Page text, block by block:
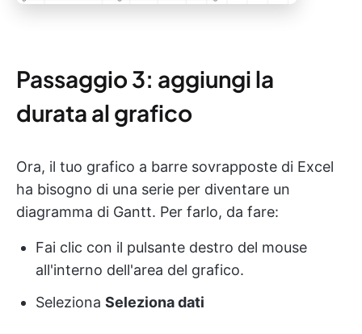
Passaggio 3: aggiungi la
durata al grafico
Ora, il tuo grafico a barre sovrapposte di Excel
ha bisogno di una serie per diventare un
diagramma di Gantt. Per farlo, da fare:
Fai clic con il pulsante destro del mouse
all'interno dell'area del grafico.
Seleziona Seleziona dati